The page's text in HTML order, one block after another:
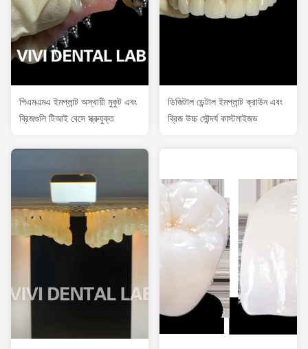
পিএমএমএ ইমপ্লান্ট অস্থায়ী মুকুট এবং
ব্রিজগুলি টিআই বেসে স্ক্রুযুক্ত
ডিজিটাল ডেন্টাল ইমপ্লান্ট ক্রাউন এবং
ব্রিজ উচ্চ সৌন্দর্য কাস্টমাইজড